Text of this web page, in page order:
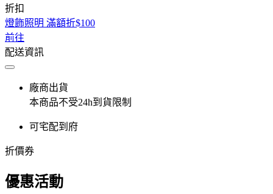
折扣
燈飾照明 滿額折$100
前往
配送資訊
廠商出貨
本商品不受24h到貨限制
可宅配到府
折價券
優惠活動